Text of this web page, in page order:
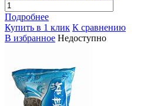
Подробнее
Купить в 1 клик К сравнению
В избранное Недоступно